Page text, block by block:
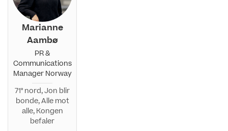
Marianne
Aambø
PR &
Communications
Manager Norway
71° nord, Jon blir
bonde, Alle mot
alle, Kongen
befaler